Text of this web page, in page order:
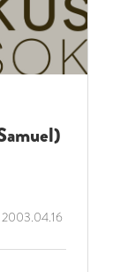
2003.04.16